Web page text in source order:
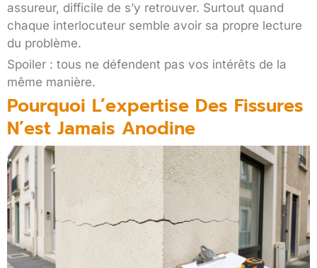
assureur, difficile de s’y retrouver. Surtout quand
chaque interlocuteur semble avoir sa propre lecture
du problème.
Spoiler : tous ne défendent pas vos intérêts de la
même manière.
Pourquoi L’expertise Des Fissures
N’est Jamais Anodine